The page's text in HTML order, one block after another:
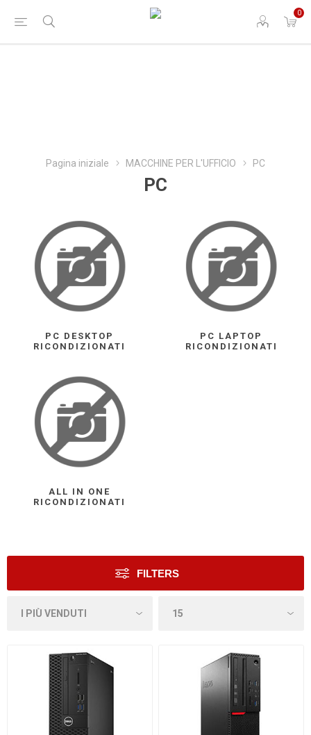
0
Pagina iniziale MACCHINE PER L'UFFICIO PC
PC
PC DESKTOP
RICONDIZIONATI
PC LAPTOP
RICONDIZIONATI
ALL IN ONE
RICONDIZIONATI
FILTERS